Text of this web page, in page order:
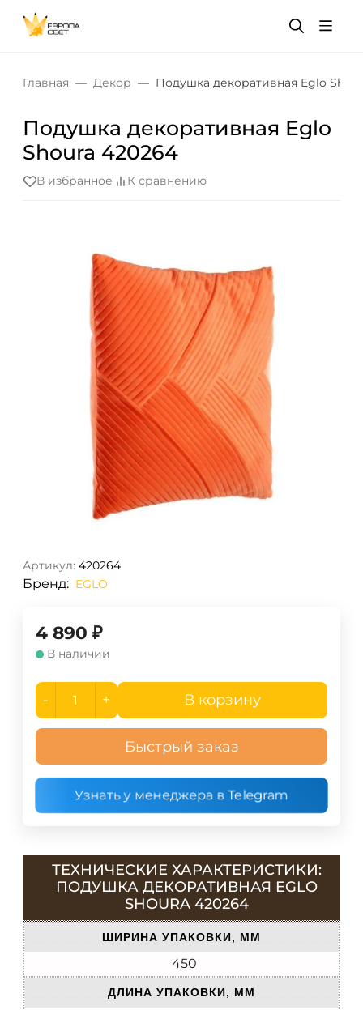
Главная Декор Подушка декоративная Eglo
Подушка декоративная Eglo
Shoura 420264
В избранное К сравнению
Артикул: 420264
Бренд: EGLO
4 890 ₽
В наличии
- + В корзину
Быстрый заказ
Узнать у менеджера в Telegram
ТЕХНИЧЕСКИЕ ХАРАКТЕРИСТИКИ:
ПОДУШКА ДЕКОРАТИВНАЯ EGLO
SHOURA 420264
ШИРИНА УПАКОВКИ, ММ
450
ДЛИНА УПАКОВКИ, ММ